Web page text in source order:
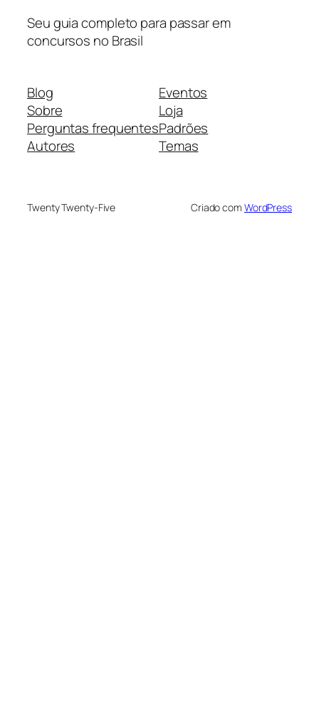
Seu guia completo para passar em
concursos no Brasil
Blog
Sobre
Perguntas frequentes
Autores
Eventos
Loja
Padrões
Temas
Twenty Twenty-Five Criado com WordPress